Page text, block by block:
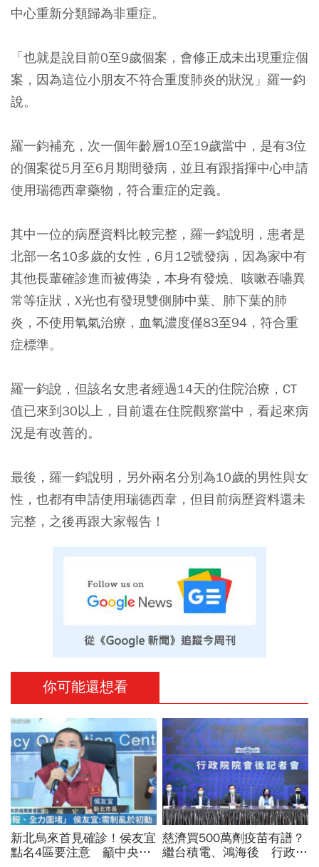
中心重新分類歸為非重症。
「也就是說目前0至9歲個案，會修正成未出現重症個
案，因為這位小朋友不符合重度肺炎的狀況」羅一鈞
說。
羅一鈞補充，次一個年齡層10至19歲當中，是有3位
的個案從5月至6月期間發病，並且有跟指揮中心申請
使用瑞德西韋藥物，符合重症的定義。
其中一位的病歷資料比較完整，羅一鈞說明，患者是
北部一名10多歲的女性，6月12號發病，因為家中有
其他長輩確診進而被傳染，本身有發燒、咳嗽吞嚥異
常等症狀，X光也有發現雙側肺中葉、肺下葉的肺
炎，不使用氧氣治療，血氧濃度僅83至94，符合重
症標準。
羅一鈞說，但該名女患者經過14天的住院治療，CT
值已來到30以上，目前還在住院觀察當中，看起來病
況是有改善的。
最後，羅一鈞說明，另外兩名分別為10歲的男性與女
性，也都有申請使用瑞德西韋，但目前病歷資料還未
完整，之後再跟大家報告！
你可能還想看
新北烏來首見確診！侯友宜
點名4區要注意 籲中央建
慈濟買500萬劑疫苗有譜？
繼台積電、鴻海後 行政院